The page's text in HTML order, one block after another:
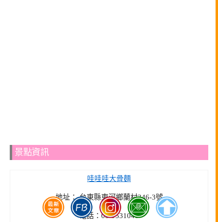
景點資訊
哇哇哇大骨麵
地址： 台東縣東河鄉蘭村346-3號
電話：08-9531040